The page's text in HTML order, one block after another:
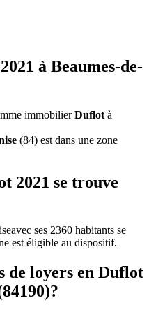
à Beaumes-de-
immobilierDuflot à
(84) est dans une zone
2021 se trouve
ses 2360 habitants se
est éligible au dispositif.
de loyers en Duflot